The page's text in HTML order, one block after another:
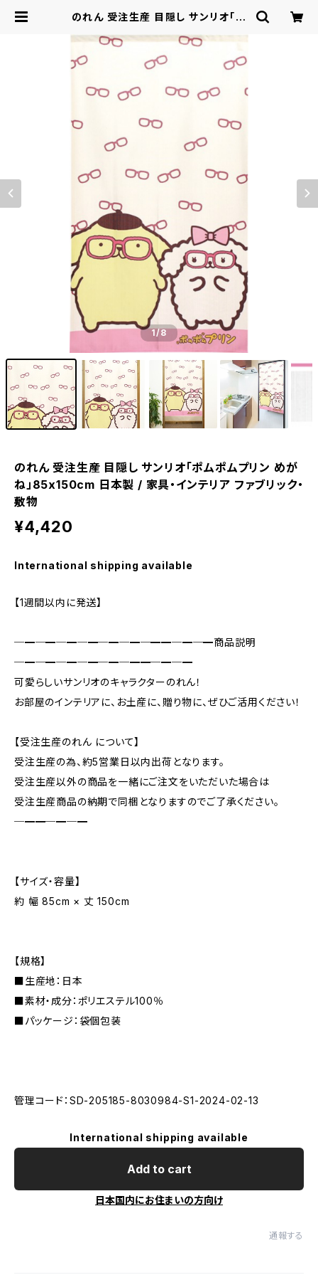
のれん 受注生産 目隠し サンリオ「ポ
本製 / 家具・インテリア ファブリック・
敷物 | ロシナンテ！オンライン - 総合
ショッピングサイト -
1/8
のれん 受注生産 目隠し サンリオ「ポムポムプリン めが
ね」85x150cm 日本製 / 家具・インテリア ファブリック・
敷物
¥4,420
International shipping available
【1週間以内に発送】
─━─━─━─━─━─━─━━─━─━商品説明
─━─━─━─━─━─━━─━─━
可愛らしいサンリオのキャラクターのれん！
お部屋のインテリアに、お土産に、贈り物に、ぜひご活用ください！
【受注生産のれん について】
受注生産の為、約5営業日以内出荷となります。
受注生産以外の商品を一緒にご注文をいただいた場合は
受注生産商品の納期で同梱となりますのでご了承ください。
─━━─━─━
【サイズ・容量】
約 幅 85cm × 丈 150cm
【規格】
■生産地：日本
■素材・成分：ポリエステル100％
■パッケージ：袋個包装
管理コード：SD-205185-8030984-S1-2024-02-13
International shipping available
Add to cart
日本国内にお住まいの方向け
通報する